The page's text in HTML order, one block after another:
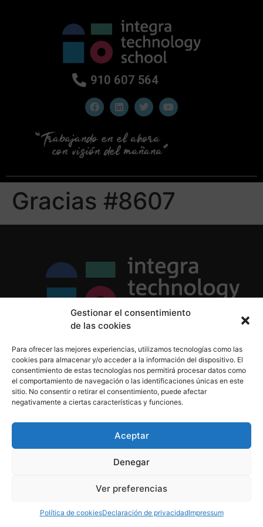
Gestionar el consentimiento
de las cookies
Para ofrecer las mejores experiencias, utilizamos tecnologías como las
cookies para almacenar y/o acceder a la información del dispositivo. El
consentimiento de estas tecnologías nos permitirá procesar datos como
el comportamiento de navegación o las identificaciones únicas en este
sitio. No consentir o retirar el consentimiento, puede afectar
negativamente a ciertas características y funciones.
Aceptar
Denegar
Ver preferencias
Política de cookiesDeclaración de privacidadImpressum
910 607 564
Gracias #8607
Política de Cookies
Aviso Legal
910 607 564
derechos reservados